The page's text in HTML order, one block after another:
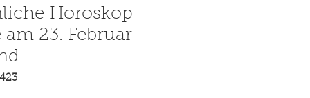
Horoskop
23. Februar